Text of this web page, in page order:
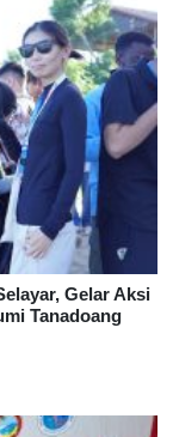
Gelar Aksi
Tanadoang